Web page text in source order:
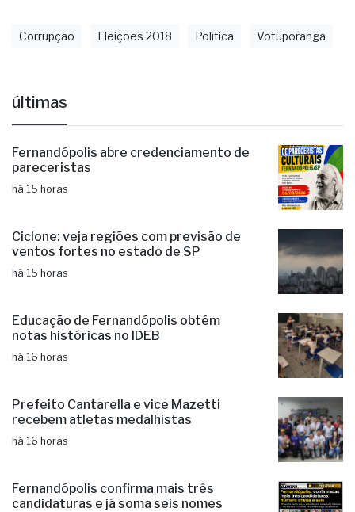
Corrupção Eleições 2018 Política Votuporanga
últimas
Fernandópolis abre credenciamento de
pareceristas
há 15 horas
Ciclone: veja regiões com previsão de
ventos fortes no estado de SP
há 15 horas
Educação de Fernandópolis obtém
notas históricas no IDEB
há 16 horas
Prefeito Cantarella e vice Mazetti
recebem atletas medalhistas
há 16 horas
Fernandópolis confirma mais três
candidaturas e já soma seis nomes